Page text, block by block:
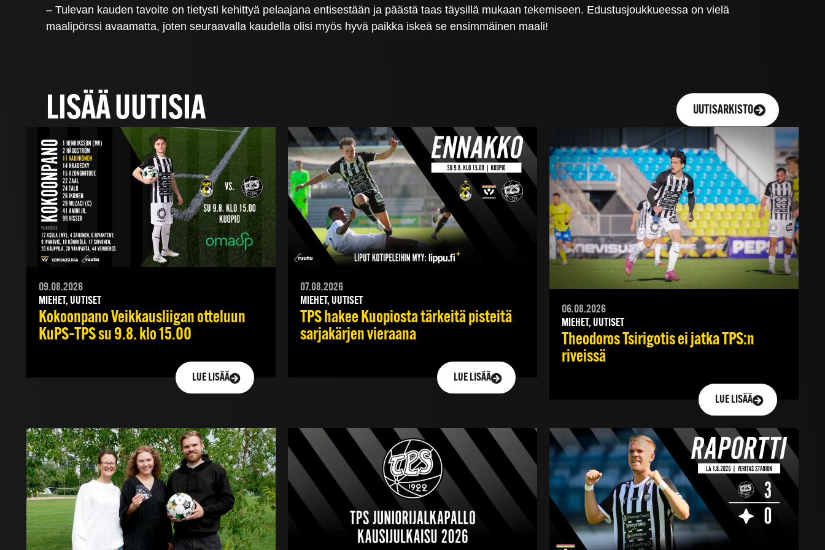
– Tulevan kauden tavoite on tietysti kehittyä pelaajana entisestään ja päästä taas täysillä mukaan tekemiseen. Edustusjoukkueessa on vielä
maalipörssi avaamatta, joten seuraavalla kaudella olisi myös hyvä paikka iskeä se ensimmäinen maali!
LISÄÄ UUTISIA UUTISARKISTO
09.08.2026
MIEHET, UUTISET
Kokoonpano Veikkausliigan otteluun
KuPS–TPS su 9.8. klo 15.00
LUE LISÄÄ
07.08.2026
MIEHET, UUTISET
TPS hakee Kuopiosta tärkeitä pisteitä
sarjakärjen vieraana
LUE LISÄÄ
06.08.2026
MIEHET, UUTISET
Theodoros Tsirigotis ei jatka TPS:n
riveissä
LUE LISÄÄ